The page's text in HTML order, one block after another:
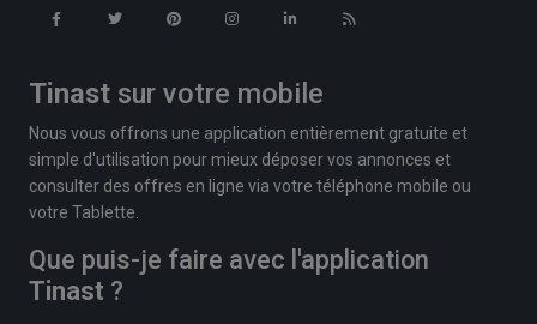
Tinast sur votre mobile
Nous vous offrons une application entièrement gratuite et
simple d'utilisation pour mieux déposer vos annonces et
consulter des offres en ligne via votre téléphone mobile ou
votre Tablette.
Que puis-je faire avec l'application
Tinast ?